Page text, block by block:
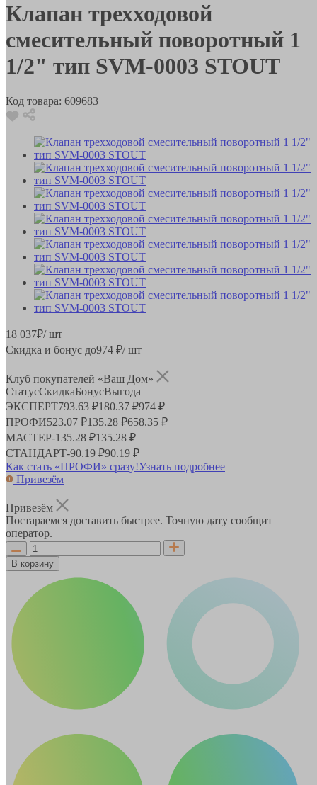
Клапан трехходовой
смесительный поворотный 1
1/2" тип SVM-0003 STOUT
Код товара: 609683
18 037₽/ шт
Скидка и бонус до974 ₽/ шт
Клуб покупателей «Ваш Дом»
СтатусСкидкаБонусВыгода
ЭКСПЕРТ793.63 ₽180.37 ₽974 ₽
ПРОФИ523.07 ₽135.28 ₽658.35 ₽
МАСТЕР-135.28 ₽135.28 ₽
СТАНДАРТ-90.19 ₽90.19 ₽
Как стать «ПРОФИ» сразу!Узнать подробнее
Привезём
Привезём
Постараемся доставить быстрее. Точную дату сообщит
оператор.
В корзину